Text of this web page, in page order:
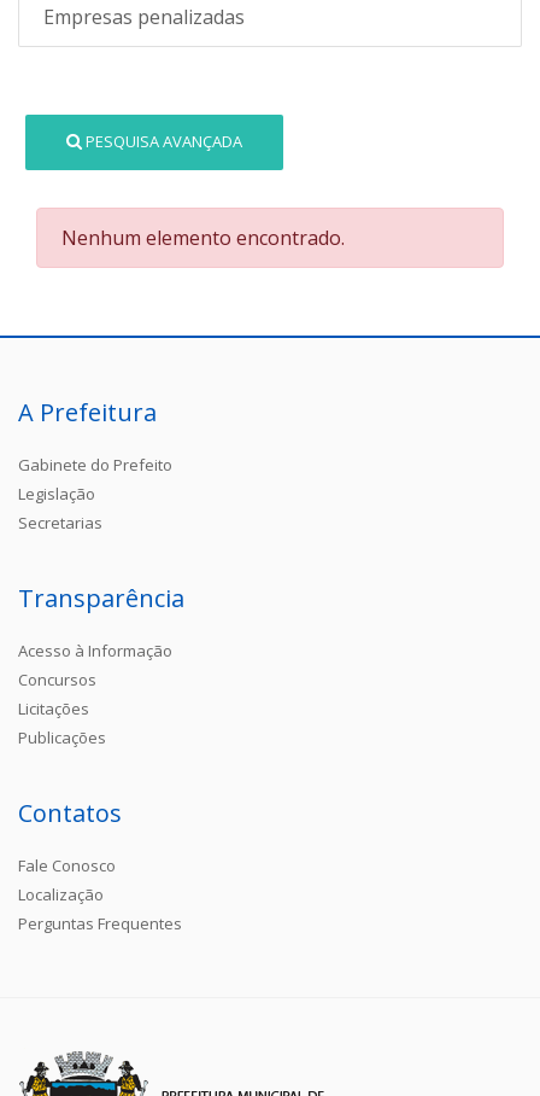
Empresas penalizadas
PESQUISA AVANÇADA
Nenhum elemento encontrado.
A Prefeitura
Gabinete do Prefeito
Legislação
Secretarias
Transparência
Acesso à Informação
Concursos
Licitações
Publicações
Contatos
Fale Conosco
Localização
Perguntas Frequentes